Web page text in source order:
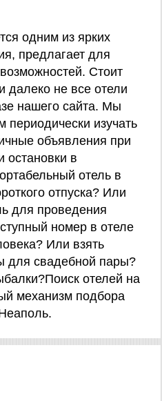
одним из ярких
предлагает для
Стоит
далеко не все отели
нашего сайта. Мы
периодически изучать
объявления при
остановки в
отель в
отпуска? Или
для проведения
номер в отеле
Или взять
для свадебной пары?
отелей на
механизм подбора